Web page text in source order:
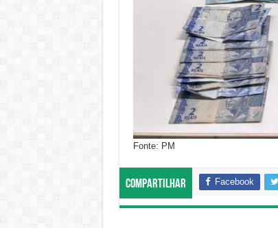
Fonte: PM
Compartilhar Facebook